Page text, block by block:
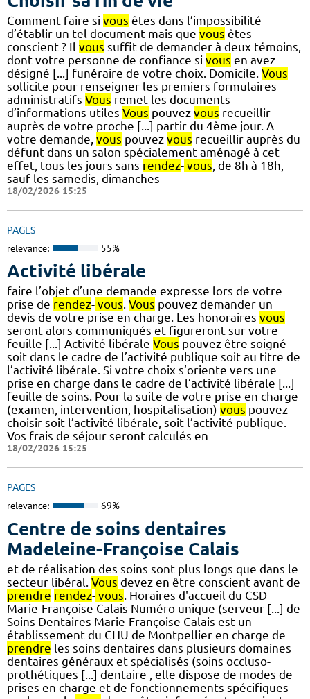
Comment faire si vous êtes dans l’impossibilité
d’établir un tel document mais que vous êtes
conscient ? Il vous suffit de demander à deux témoins,
dont votre personne de confiance si vous en avez
désigné [...] funéraire de votre choix. Domicile. Vous
sollicite pour renseigner les premiers formulaires
administratifs Vous remet les documents
d’informations utiles Vous pouvez vous recueillir
auprès de votre proche [...] partir du 4ème jour. A
votre demande, vous pouvez vous recueillir auprès du
défunt dans un salon spécialement aménagé à cet
effet, tous les jours sans rendez- vous , de 8h à 18h,
sauf les samedis, dimanches
18/02/2026 15:25
PAGES
relevance: 55%
Activité libérale
faire l’objet d’une demande expresse lors de votre
prise de rendez- vous. Vous pouvez demander un
devis de votre prise en charge. Les honoraires vous
seront alors communiqués et figureront sur votre
feuille [...] Activité libérale Vous pouvez être soigné
soit dans le cadre de l’activité publique soit au titre de
l’activité libérale. Si votre choix s’oriente vers une
prise en charge dans le cadre de l’activité libérale [...]
feuille de soins. Pour la suite de votre prise en charge
(examen, intervention, hospitalisation) vous pouvez
choisir soit l’activité libérale, soit l’activité publique.
Vos frais de séjour seront calculés en
18/02/2026 15:25
PAGES
relevance: 69%
Centre de soins dentaires
Madeleine-Françoise Calais
et de réalisation des soins sont plus longs que dans le
secteur libéral. Vous devez en être conscient avant de
prendre rendez- vous . Horaires d'accueil du CSD
Marie-Françoise Calais Numéro unique (serveur [...] de
Soins Dentaires Marie-Françoise Calais est un
établissement du CHU de Montpellier en charge de
prendre les soins dentaires dans plusieurs domaines
dentaires généraux et spécialisés (soins occluso-
prothétiques [...] dentaire , elle dispose de modes de
prises en charge et de fonctionnements spécifiques